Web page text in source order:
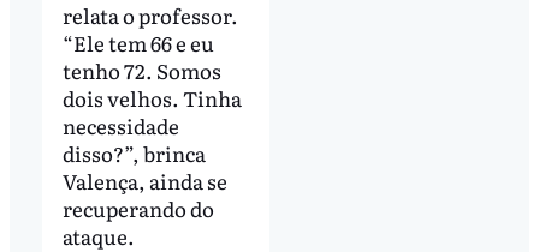
relata o professor.
“Ele tem 66 e eu
tenho 72. Somos
dois velhos. Tinha
necessidade
disso?”, brinca
Valença, ainda se
recuperando do
ataque.